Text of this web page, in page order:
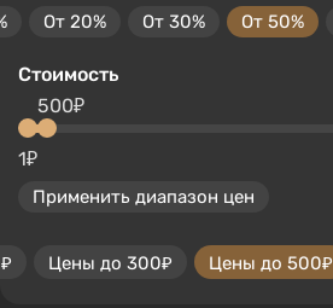
От 20% От 30% От 50%
Стоимость
1₽
500₽
Применить диапазон цен
Цены до 300₽ Цены до 500₽